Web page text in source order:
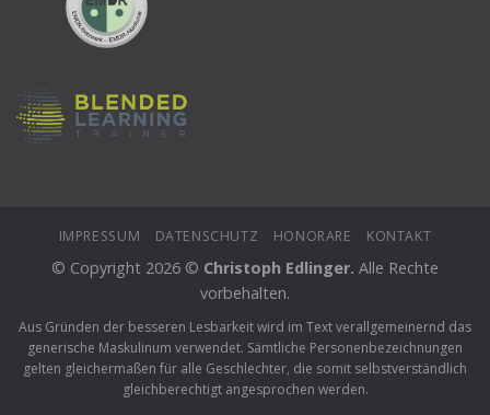
IMPRESSUM DATENSCHUTZ HONORARE KONTAKT
© Copyright 2026 © Christoph Edlinger. Alle Rechte
vorbehalten.
Aus Gründen der besseren Lesbarkeit wird im Text verallgemeinernd das
generische Maskulinum verwendet. Sämtliche Personenbezeichnungen
gelten gleichermaßen für alle Geschlechter, die somit selbstverständlich
gleichberechtigt angesprochen werden.